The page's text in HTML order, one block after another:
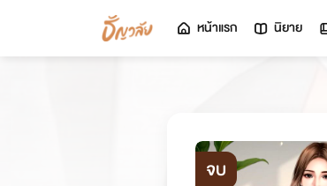
หน้าแรก นิยาย
จบ